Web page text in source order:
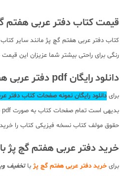
قیمت کتاب دفتر عربی هفتم
کتاب دفتر عربی هفتم گچ پژ مانند سایر
رنگی برای راحتی بیشتر شما عزیزان این
دانلود رایگان pdf دفتر عربی هفتم گچ پژ
برای دانلود رایگان نمونه صفحات کتاب دفتر
حقوق مولف کتاب نسخه فیزیکی کتاب را
خرید دفتر عربی هفتم گچ پژ
برای خرید دفتر عربی هفتم گچ پژ باتخفیف